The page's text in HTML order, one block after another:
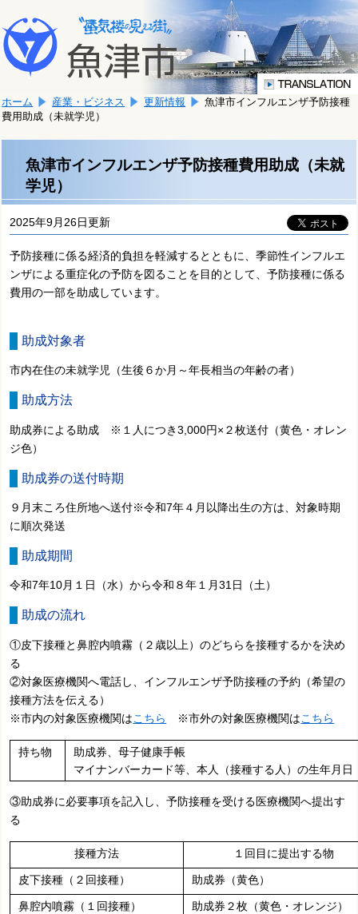
文
へ
移
ま
す。
こ
か
文
で
す。
ホーム 産業・ビジネス 更新情報
魚津市インフルエンザ予防接種
費用助成（未就学児）
魚津市インフルエンザ予防接種費用助成（未就
学児）
2025年9月26日更新
予防接種に係る経済的負担を軽減するとともに、季節性インフルエ
ンザによる重症化の予防を図ることを目的として、予防接種に係る
費用の一部を助成しています。
助成対象者
市内在住の未就学児（生後６か月～年長相当の年齢の者）
助成方法
助成券による助成 ※１人につき3,000円×２枚送付（黄色・オレン
ジ色）
助成券の送付時期
９月末ころ住所地へ送付※令和7年４月以降出生の方は、対象時期
に順次発送
助成期間
令和7年10月１日（水）から令和８年１月31日（土）
助成の流れ
①皮下接種と鼻腔内噴霧（２歳以上）のどちらを接種するかを決め
る
②対象医療機関へ電話し、インフルエンザ予防接種の予約（希望の
接種方法を伝える）
※市内の対象医療機関はこちら ※市外の対象医療機関はこちら
持ち物
助成券、母子健康手帳
マイナンバーカード等、本人（接種する人）の生年月日
③助成券に必要事項を記入し、予防接種を受ける医療機関へ提出す
る
接種方法 １回目に提出する物
皮下接種（２回接種） 助成券（黄色）
鼻腔内噴霧（１回接種）
助成券２枚（黄色・オレンジ）